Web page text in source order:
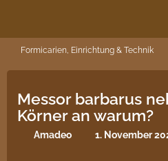
Formicarien, Einrichtung & Technik
Messor barbarus
Körner an warum?
Amadeo 1. November